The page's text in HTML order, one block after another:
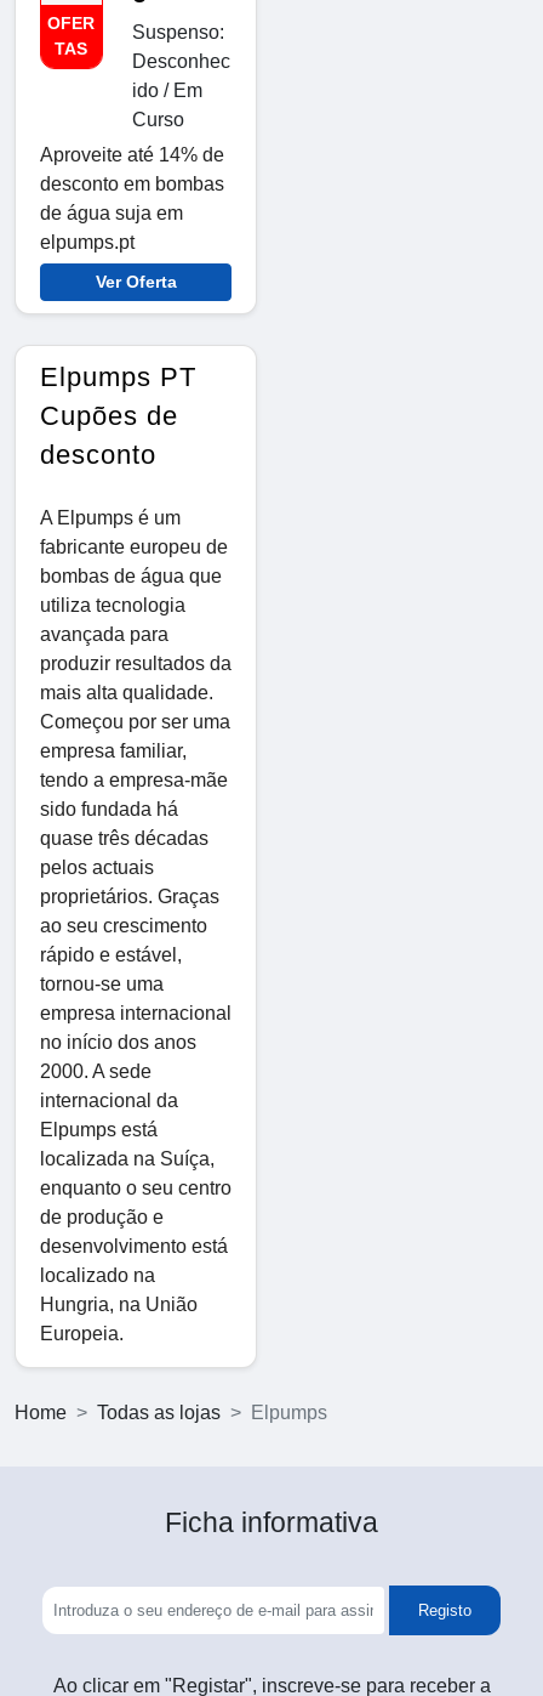
OFER
TAS
Suspenso:
Desconhec
ido / Em
Curso
Aproveite até 14% de
desconto em bombas
de água suja em
elpumps.pt
Ver Oferta
Elpumps PT
Cupões de
desconto
A Elpumps é um
fabricante europeu de
bombas de água que
utiliza tecnologia
avançada para
produzir resultados da
mais alta qualidade.
Começou por ser uma
empresa familiar,
tendo a empresa-mãe
sido fundada há
quase três décadas
pelos actuais
proprietários. Graças
ao seu crescimento
rápido e estável,
tornou-se uma
empresa internacional
no início dos anos
2000. A sede
internacional da
Elpumps está
localizada na Suíça,
enquanto o seu centro
de produção e
desenvolvimento está
localizado na
Hungria, na União
Europeia.
Home Todas as lojas Elpumps
Ficha informativa
Registo
Ao clicar em "Registar", inscreve-se para receber a